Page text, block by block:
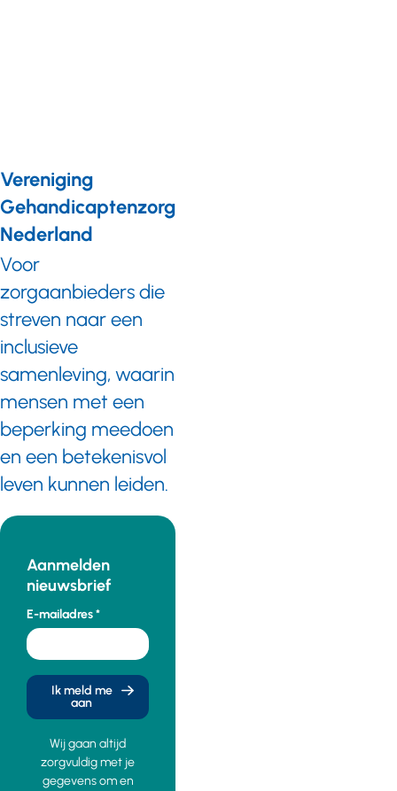
Vereniging
Gehandicaptenzorg
Nederland
Voor
zorgaanbieders die
streven naar een
inclusieve
samenleving, waarin
mensen met een
beperking meedoen
en een betekenisvol
leven kunnen leiden.
Aanmelden
nieuwsbrief
E-mailadres
Ik meld me
aan
Wij gaan altijd
zorgvuldig met je
gegevens om en